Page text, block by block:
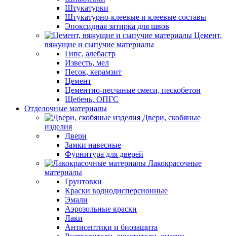
Штукатурки
Штукатурно-клеевые и клеевые составы
Эпоксидная затирка для швов
Цемент,
вяжущие и сыпучие материалы
Гипс, алебастр
Известь, мел
Песок, керамзит
Цемент
Цементно-песчаные смеси, пескобетон
Щебень, ОПГС
Отделочные материалы
Двери, скобяные
изделия
Двери
Замки навесные
Фурнитура для дверей
Лакокрасочные
материалы
Грунтовки
Краски воднодисперсионные
Эмали
Аэрозольные краски
Лаки
Антисептики и биозащита